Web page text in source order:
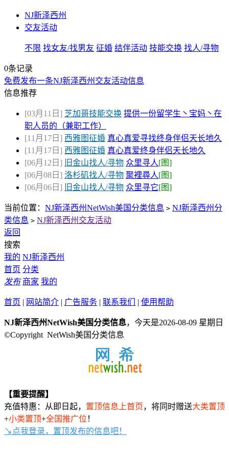
NJ新泽西州
交友活动
不限 找女友/找男友 征婚 结伴活动 技能交换 找人/寻物
0条记录
免费发布一条NJ新泽西州交友活动信息
信息推荐
[03月11日] 芝加哥技能交换 提供一份留学生丶宝妈丶在
职人员的（兼职工作）
[11月17日] 西雅图征婚 真心真爱寻找终身伴侣天长地久
[11月17日] 西雅图征婚 真心真爱终身伴侣天长地久
[06月12日]
旧金山找人/寻物 众里寻人[图]
[06月08日] 洛杉矶找人/寻物 聚裡尋人[图]
[06月06日]
旧金山找人/寻物 众里寻它[图]
当前位置： NJ新泽西州NetWish美国分类信息 > NJ新泽西州分
类信息 > NJ新泽西州交友活动
返回
搜索
我的 NJ新泽西州
首页 分类
发布 商家 我的
首页 | 网站简介 | 广告服务 | 联系我们 | 使用帮助
NJ新泽西州NetWish美国分类信息，今天是2026-08-09 星期日
©Copyright NetWish美国分类信息
【重要提醒】
充值特惠：从即日起， 置顶信息上首页，将同时赠送大类置顶
+小类置顶+全国推广位 ！
↘点我登录，置顶发布的信息吧！